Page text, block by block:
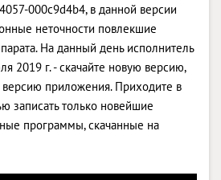
000c9d4b4, в данной версии
неточности повлекшие
На данный день исполнитель
2019 г. - скачайте новую версию,
приложения. Приходите в
записать только новейшие
программы, скачанные на